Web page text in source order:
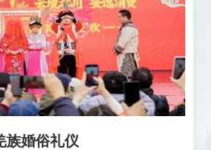
族婚俗礼仪